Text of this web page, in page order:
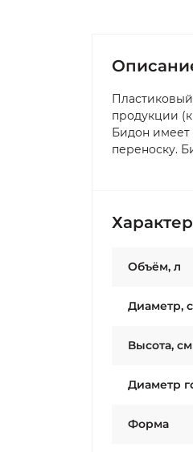
продукции
Бидон
переноску.
Объём, л
Диаметр,
Высота, см
Диаметр
Форма